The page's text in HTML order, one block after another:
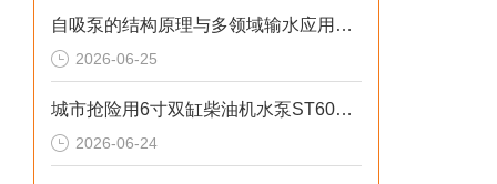
自吸泵的结构原理与多领域输水应用探析
2026-06-25
城市抢险用6寸双缸柴油机水泵ST60DS产品介绍
2026-06-24